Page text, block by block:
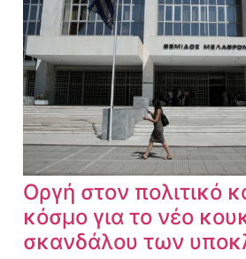
Οργή στον πολιτικό
κόσμο για το νέο
σκανδάλου των